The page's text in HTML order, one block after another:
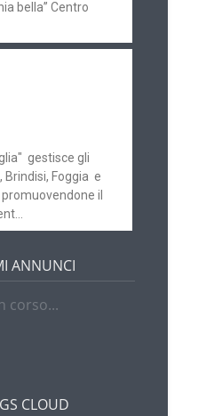
bella” Centro
gestisce gli
Brindisi, Foggia e
il
ANNUNCI
corso...
CLOUD